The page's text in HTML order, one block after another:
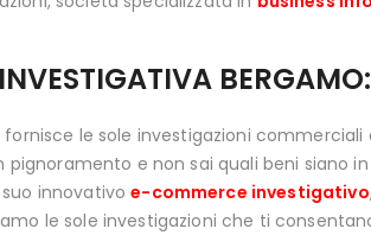
fornisce le sole investigazioni
e non sai quali beni siano
innovativoe-commerce investigativo
le sole investigazioni che ti